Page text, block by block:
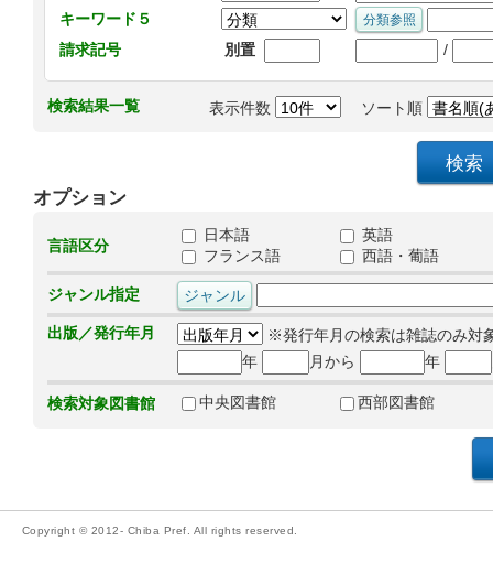
キーワード５
請求記号
別置 /
検索結果一覧 表示件数 ソート順
オプション
言語区分
日本語
英語
フランス語
西語・葡語
ジャンル指定
出版／発行年月
※発行年月の検索は雑誌のみ対
年
月から 年
検索対象図書館 中央図書館 西部図書館
Copyright © 2012- Chiba Pref. All rights reserved.